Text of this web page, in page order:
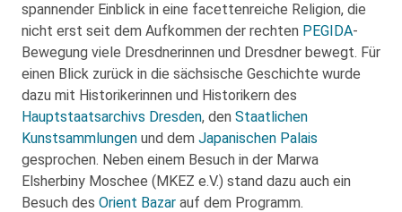
spannender Einblick in eine facettenreiche Religion, die
nicht erst seit dem Aufkommen der rechten PEGIDA-
Bewegung viele Dresdnerinnen und Dresdner bewegt. Für
einen Blick zurück in die sächsische Geschichte wurde
dazu mit Historikerinnen und Historikern des
Hauptstaatsarchivs Dresden, den Staatlichen
Kunstsammlungen und dem Japanischen Palais
gesprochen. Neben einem Besuch in der Marwa
Elsherbiny Moschee (MKEZ e.V.) stand dazu auch ein
Besuch des Orient Bazar auf dem Programm.